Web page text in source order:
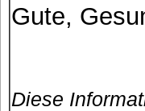
Gute,
Diese